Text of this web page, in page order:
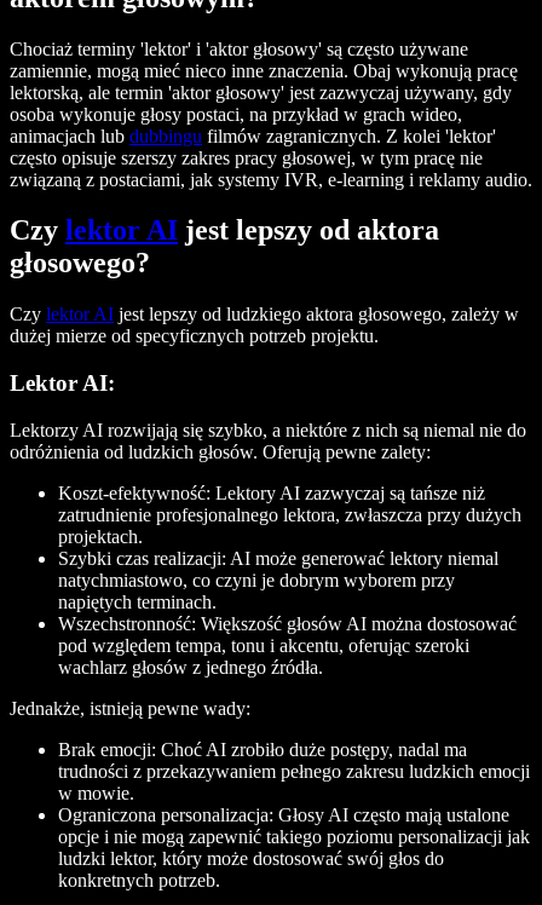
Chociaż terminy 'lektor' i 'aktor głosowy' są często używane
zamiennie, mogą mieć nieco inne znaczenia. Obaj wykonują pracę
lektorską, ale termin 'aktor głosowy' jest zazwyczaj używany, gdy
osoba wykonuje głosy postaci, na przykład w grach wideo,
animacjach lub dubbingu filmów zagranicznych. Z kolei 'lektor'
często opisuje szerszy zakres pracy głosowej, w tym pracę nie
związaną z postaciami, jak systemy IVR, e-learning i reklamy audio.
Czy lektor AI jest lepszy od aktora
głosowego?
Czy lektor AI jest lepszy od ludzkiego aktora głosowego, zależy w
dużej mierze od specyficznych potrzeb projektu.
Lektor AI:
Lektorzy AI rozwijają się szybko, a niektóre z nich są niemal nie do
odróżnienia od ludzkich głosów. Oferują pewne zalety:
Koszt-efektywność: Lektory AI zazwyczaj są tańsze niż
zatrudnienie profesjonalnego lektora, zwłaszcza przy dużych
projektach.
Szybki czas realizacji: AI może generować lektory niemal
natychmiastowo, co czyni je dobrym wyborem przy
napiętych terminach.
Wszechstronność: Większość głosów AI można dostosować
pod względem tempa, tonu i akcentu, oferując szeroki
wachlarz głosów z jednego źródła.
Jednakże, istnieją pewne wady:
Brak emocji: Choć AI zrobiło duże postępy, nadal ma
trudności z przekazywaniem pełnego zakresu ludzkich emocji
w mowie.
Ograniczona personalizacja: Głosy AI często mają ustalone
opcje i nie mogą zapewnić takiego poziomu personalizacji jak
ludzki lektor, który może dostosować swój głos do
konkretnych potrzeb.